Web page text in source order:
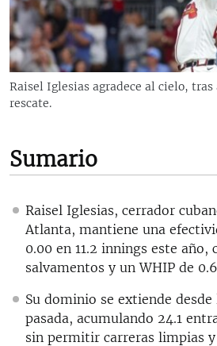
RADIO MARTÍ
ESPECIALES
ESPECIALES
LA REALIDAD DE LA VIVIENDA EN
KENTU-CUBANO
DESINFORMACIÓN RUSA EN
LA INVASIÓN DE RUSIA A UCRANIA
MULTIMEDIA
EDITORIALES
Raisel Iglesias agradece al cielo,
rescate.
Sumario
Raisel Iglesias, cerrador
Atlanta, mantiene una
0.00 en 11.2 innings este año,
salvamentos y un WHIP de
Su dominio se extiende
pasada, acumulando 24.1
sin permitir carreras limpias y